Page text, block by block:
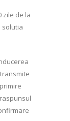
zile de la
solutia